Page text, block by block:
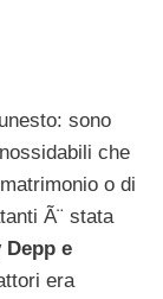
sono
che
o di
Ã¨ stata
Depp e
era